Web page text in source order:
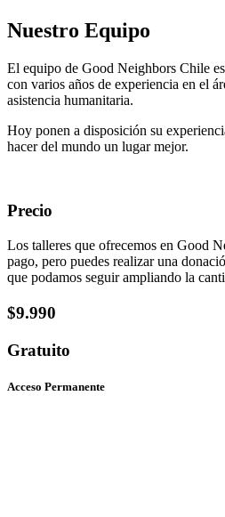
Nuestro Equipo
El equipo de Good Neighbors Chile
con varios años de experiencia en el
asistencia humanitaria.
Hoy ponen a disposición su
hacer del mundo un lugar mejor.
Precio
Los talleres que ofrecemos en Good
pago, pero puedes realizar una
que podamos seguir ampliando la
$9.990
Gratuito
Acceso Permanente